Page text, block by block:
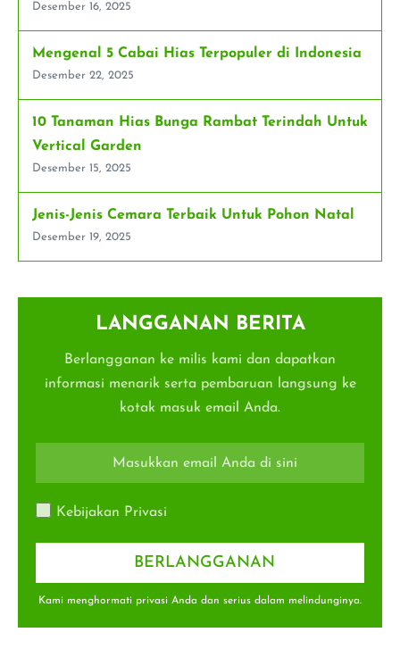
Desember 16, 2025
Mengenal 5 Cabai Hias Terpopuler di Indonesia
Desember 22, 2025
10 Tanaman Hias Bunga Rambat Terindah Untuk
Vertical Garden
Desember 15, 2025
Jenis-Jenis Cemara Terbaik Untuk Pohon Natal
Desember 19, 2025
LANGGANAN BERITA
Berlangganan ke milis kami dan dapatkan
informasi menarik serta pembaruan langsung ke
kotak masuk email Anda.
Kebijakan Privasi
Kami menghormati privasi Anda dan serius dalam melindunginya.